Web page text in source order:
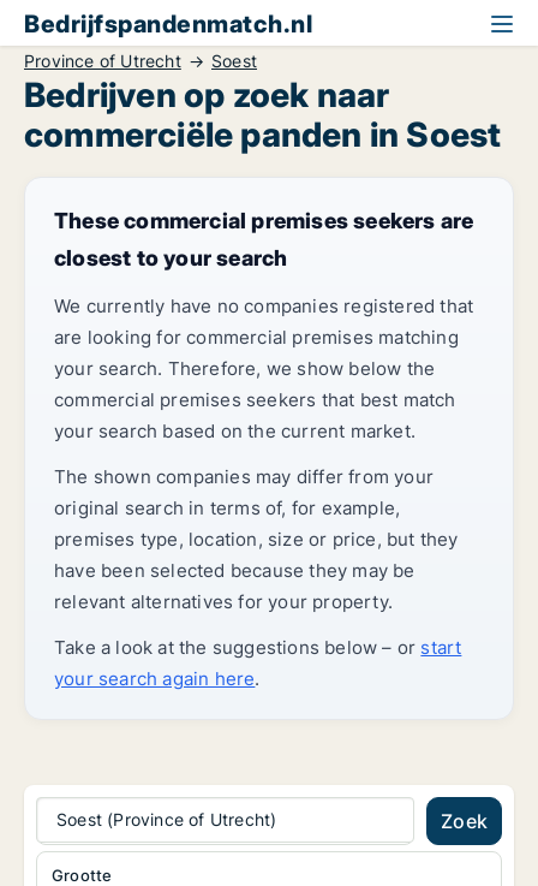
Bedrijfspandenmatch.nl
Province of Utrecht Soest
Bedrijven op zoek naar
commerciële panden in Soest
These commercial premises seekers are
closest to your search
We currently have no companies registered that
are looking for commercial premises matching
your search. Therefore, we show below the
commercial premises seekers that best match
your search based on the current market.
The shown companies may differ from your
original search in terms of, for example,
premises type, location, size or price, but they
have been selected because they may be
relevant alternatives for your property.
Take a look at the suggestions below – or start
your search again here.
Soest (Province of Utrecht) Zoek
Grootte